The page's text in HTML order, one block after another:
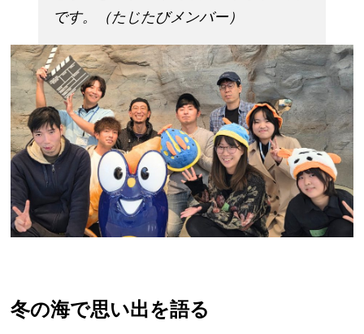
です。（たじたびメンバー）
冬の海で思い出を語る